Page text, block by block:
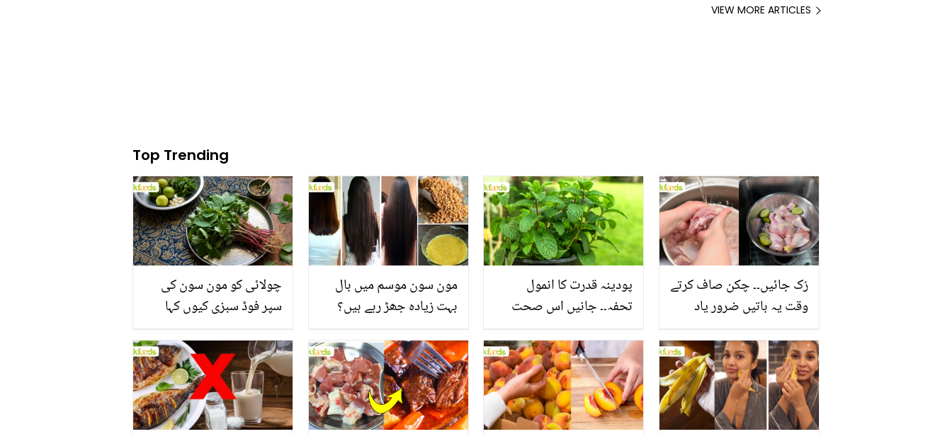
ہیں؟
VIEW MORE ARTICLES
Top Trending
چولائی کو مون سون کی
سپر فوڈ سبزی کیوں کہا
منرلز اور اینٹی آکسیڈنٹس
سے بھرپور اس سبزی کے
فائدے
مون سون موسم میں بال
بہت زیادہ جھڑ رہے ہیں؟
بنانے کے چند قدرتی طریقے
پودینہ قدرت کا انمول
تحفہ۔۔ جانیں اس صحت
انگیز طبی فوائد
رُک جائیں۔۔ چکن صاف کرتے
وقت یہ باتیں ضرور یاد